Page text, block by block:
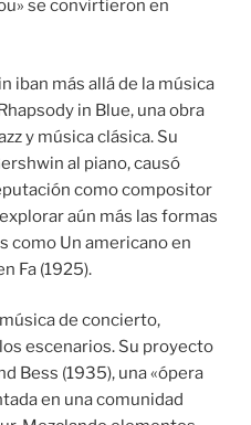
se convirtieron en
iban más allá de la música
in Blue, una obra
y música clásica. Su
al piano, causó
como compositor
aún más las formas
como Un americano en
Fa (1925).
de concierto,
escenarios. Su proyecto
Bess (1935), una «ópera
en una comunidad